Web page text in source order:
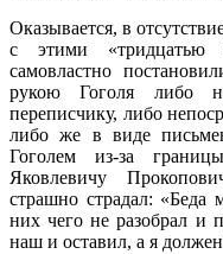
Оказывается, в
с этими «тридцатью
самовластно
рукою Гоголя либо
переписчику, либо
либо же в виде
Гоголем из-за
Яковлевичу
страшно страдал:
них чего не разобрал и
наш и оставил, а я